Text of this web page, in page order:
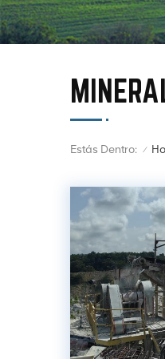
Estás Dentro: /